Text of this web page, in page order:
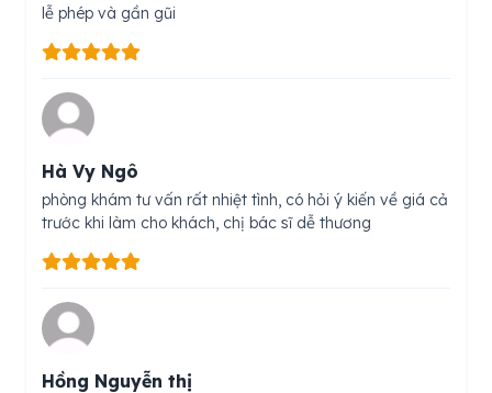
lễ phép và gần gũi
Hà Vy Ngô
phòng khám tư vấn rất nhiệt tình, có hỏi ý kiến về giá cả
trước khi làm cho khách, chị bác sĩ dễ thương
Hồng Nguyễn thị